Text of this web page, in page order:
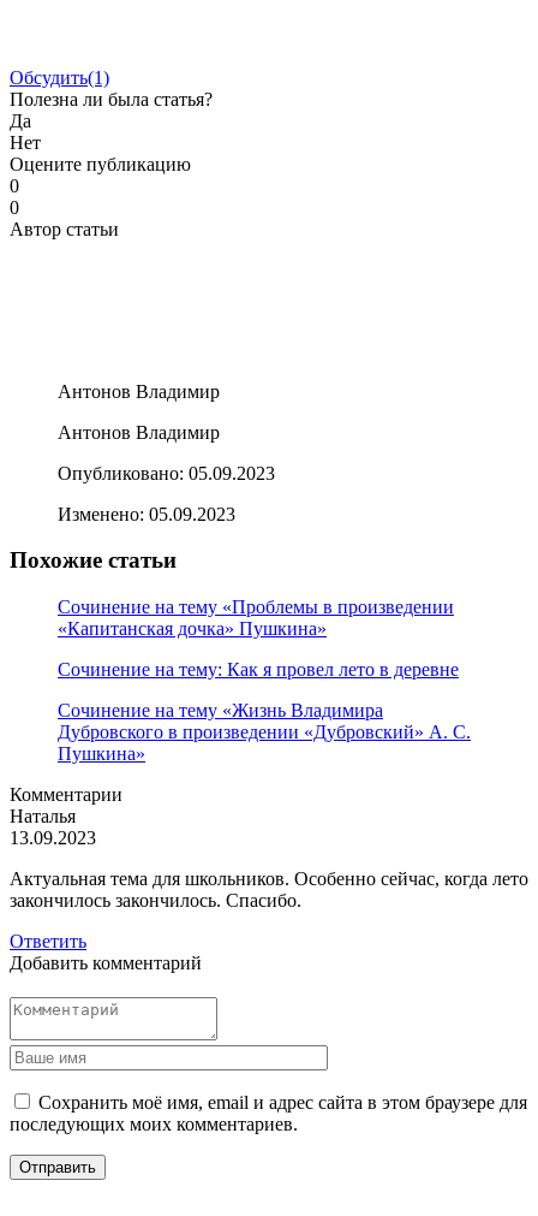
Обсудить(1)
Полезна ли была статья?
Да
Нет
Оцените публикацию
0
0
Автор статьи
Антонов Владимир
Антонов Владимир
Опубликовано: 05.09.2023
Изменено: 05.09.2023
Похожие статьи
Сочинение на тему «Проблемы в произведении
«Капитанская дочка» Пушкина»
Сочинение на тему: Как я провел лето в деревне
Сочинение на тему «Жизнь Владимира
Дубровского в произведении «Дубровский» А. С.
Пушкина»
Комментарии
Наталья
13.09.2023
Актуальная тема для школьников. Особенно сейчас, когда лето
закончилось закончилось. Спасибо.
Ответить
Добавить комментарий
Сохранить моё имя, email и адрес сайта в этом браузере для
последующих моих комментариев.